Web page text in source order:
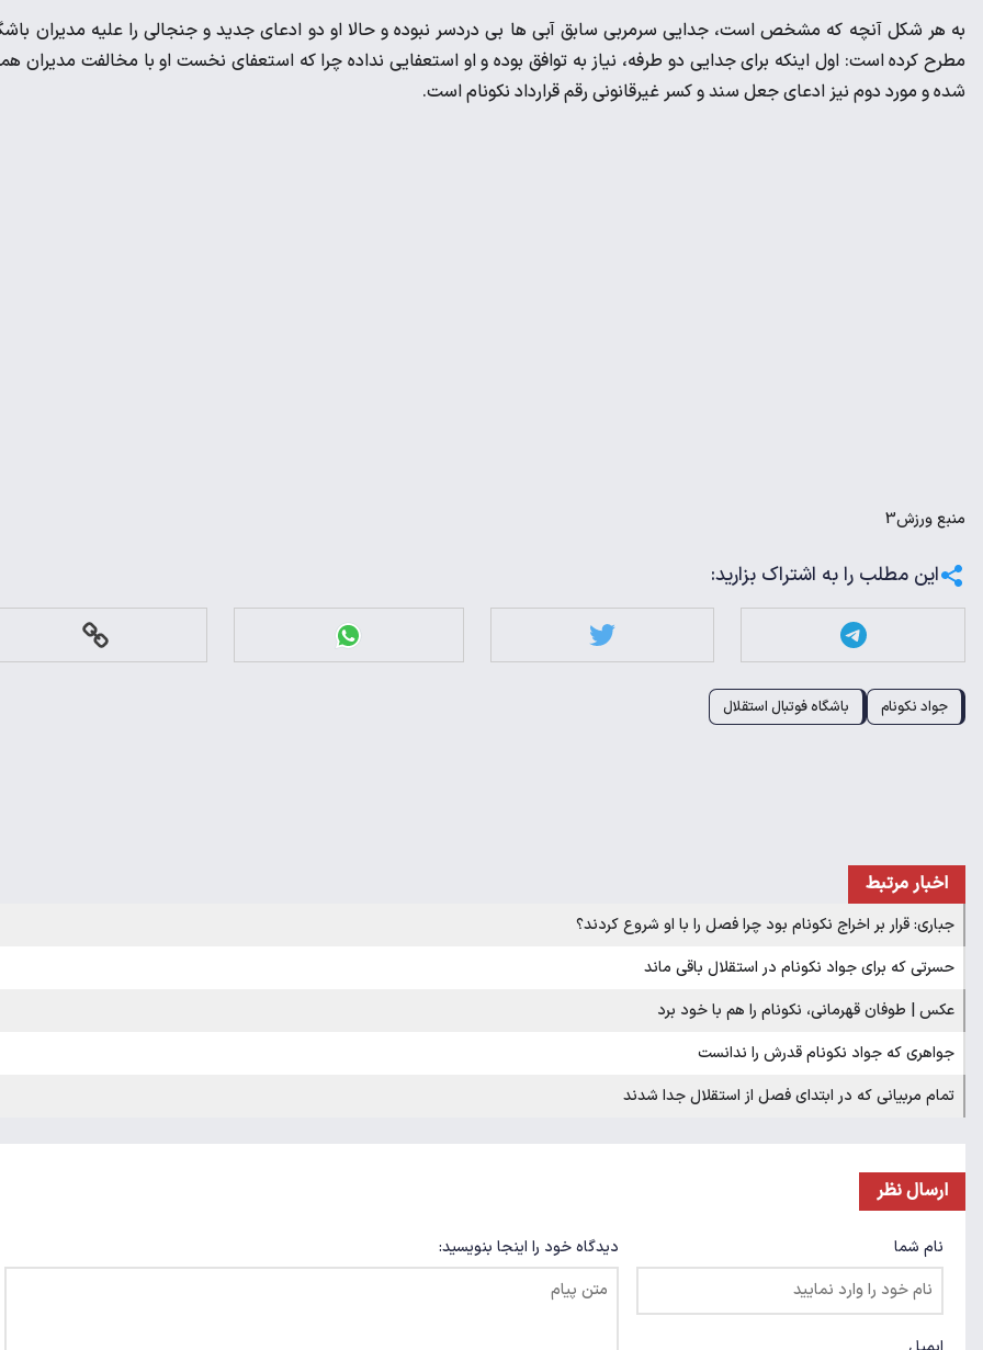
به هر شکل آنچه که مشخص است، جدایی سرمربی سابق آبی ها بی دردسر نبوده و حالا او دو ادعای جدید و جنجالی را علیه مدیران
مطرح کرده است: اول اینکه برای جدایی دو طرفه، نیاز به توافق بوده و او استعفایی نداده چرا که استعفای نخست او با مخالفت مدیران
شده و مورد دوم نیز ادعای جعل سند و کسر غیرقانونی رقم قرارداد نکونام است.
منبعورزش3
این مطلب را به اشتراک بزارید:
جواد نکونام باشگاه فوتبال استقلال
اخبار مرتبط
جباری: قرار بر اخراج نکونام بود چرا فصل را با او شروع کردند؟
حسرتی که برای جواد نکونام در استقلال باقی ماند
عکس | طوفان قهرمانی، نکونام را هم با خود برد
جواهری که جواد نکونام قدرش را ندانست
تمام مربیانی که در ابتدای فصل از استقلال جدا شدند
ارسال نظر
نام شما دیدگاه خود را اینجا بنویسید: